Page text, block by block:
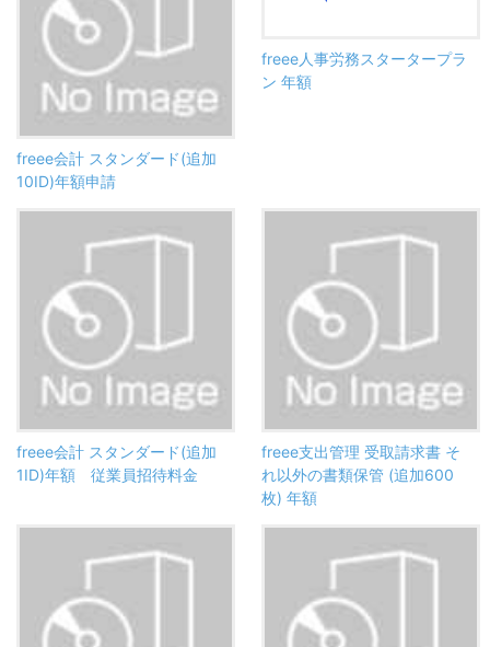
freee会計 スタンダード(追加
10ID)年額申請
freee人事労務スタータープラ
ン 年額
freee会計 スタンダード(追加
1ID)年額 従業員招待料金
freee支出管理 受取請求書 そ
れ以外の書類保管 (追加600
枚) 年額